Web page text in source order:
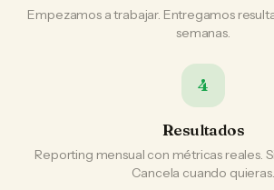
Empezamos a trabajar. Entregamos
semanas.
4
Resultados
Reporting mensual con métricas reales.
Cancela cuando quieras.